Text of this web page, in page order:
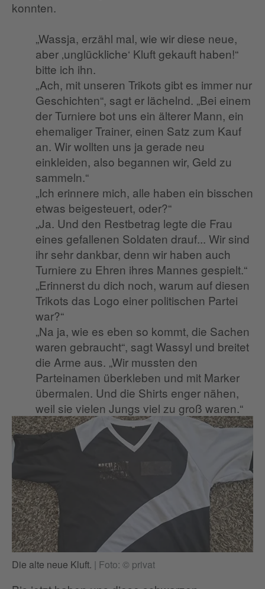
konnten.
„Wassja, erzähl mal, wie wir diese neue,
aber ‚unglückliche‘ Kluft gekauft haben!“
bitte ich ihn.
„Ach, mit unseren Trikots gibt es immer nur
Geschichten“, sagt er lächelnd. „Bei einem
der Turniere bot uns ein älterer Mann, ein
ehemaliger Trainer, einen Satz zum Kauf
an. Wir wollten uns ja gerade neu
einkleiden, also begannen wir, Geld zu
sammeln.“
„Ich erinnere mich, alle haben ein bisschen
etwas beigesteuert, oder?“
„Ja. Und den Restbetrag legte die Frau
eines gefallenen Soldaten drauf... Wir sind
ihr sehr dankbar, denn wir haben auch
Turniere zu Ehren ihres Mannes gespielt.“
„Erinnerst du dich noch, warum auf diesen
Trikots das Logo einer politischen Partei
war?“
„Na ja, wie es eben so kommt, die Sachen
waren gebraucht“, sagt Wassyl und breitet
die Arme aus. „Wir mussten den
Parteinamen überkleben und mit Marker
übermalen. Und die Shirts enger nähen,
weil sie vielen Jungs viel zu groß waren.“
Die alte neue Kluft. | Foto: © privat